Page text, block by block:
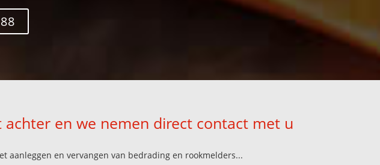
en we nemen direct contact met u
aanleggen en vervangen van bedrading en rookmelders...